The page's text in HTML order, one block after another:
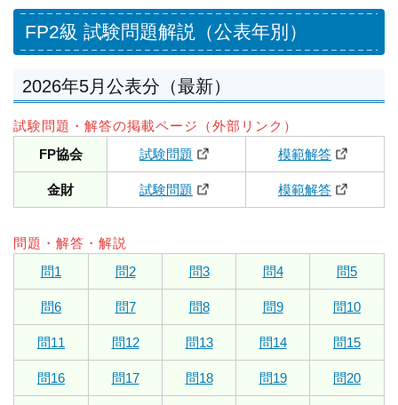
FP2級 試験問題解説（公表年別）
2026年5月公表分（最新）
試験問題・解答の掲載ページ（外部リンク）
FP協会
試験問題 模範解答
金財 試験問題 模範解答
問題・解答・解説
問1
問2 問3 問4 問5
問6 問7 問8 問9 問10
問11 問12 問13 問14 問15
問16 問17 問18 問19 問20